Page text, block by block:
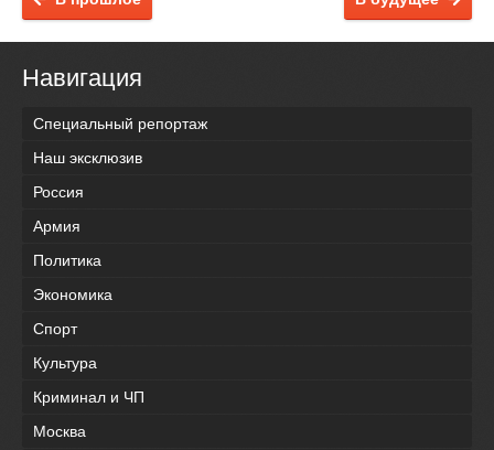
Навигация
Специальный репортаж
Наш эксклюзив
Россия
Армия
Политика
Экономика
Спорт
Культура
Криминал и ЧП
Москва